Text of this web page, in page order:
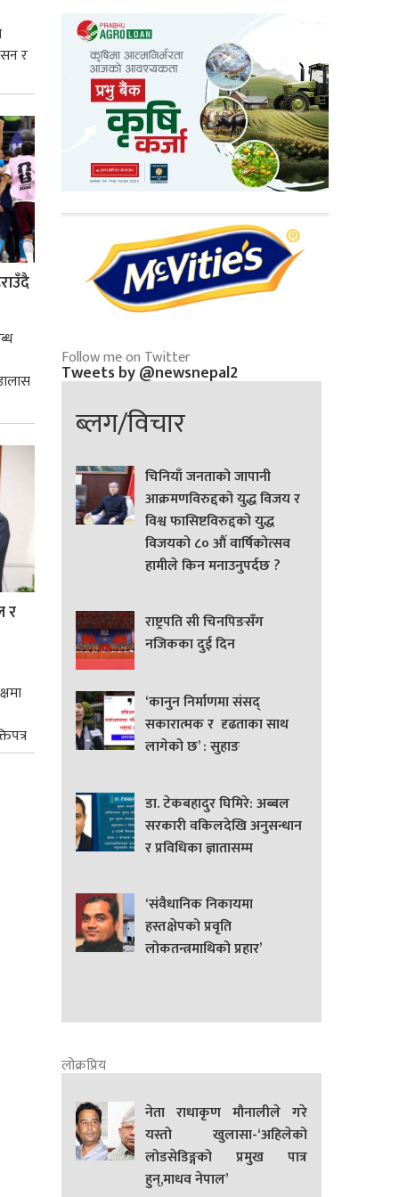
र
र
Follow me on Twitter
Tweets by @newsnepal2
ब्लग/विचार
चिनियाँ जनताको जापानी
आक्रमणविरुद्दको युद्ध विजय र
विश्व फासिष्टविरुद्दको युद्ध
विजयको ८० औं वार्षिकोत्सव
हामीले किन मनाउनुपर्दछ ?
राष्ट्रपति सी चिनपिङसँग
नजिकका दुई दिन
‘कानुन निर्माणमा संसद्
सकारात्मक र दृढताका साथ
लागेको छ’ : सुहाङ
डा. टेकबहादुर घिमिरे: अब्बल
सरकारी वकिलदेखि अनुसन्धान
र प्रविधिका ज्ञातासम्म
‘संवैधानिक निकायमा
हस्तक्षेपको प्रवृति
लोकतन्त्रमाथिको प्रहार’
लोक्रप्रिय
नेता राधाकृण मौनालीले गरे
यस्तो खुलासा-‘अहिलेको
लोडसेडिङ्गको प्रमुख पात्र
हुन्,माधव नेपाल’